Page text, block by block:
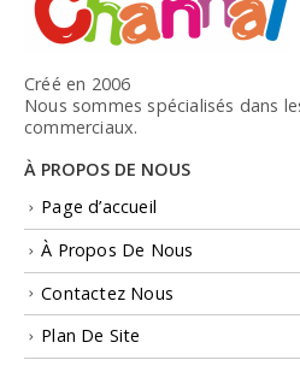
Créé en 2006
Nous sommes spécialisés dans
commerciaux.
À PROPOS DE NOUS
Page d’accueil
À Propos De Nous
Contactez Nous
Plan De Site